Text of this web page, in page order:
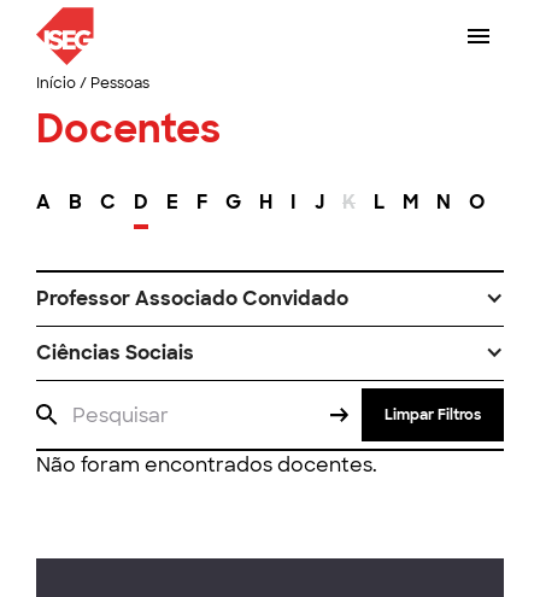
Início/ Pessoas
Docentes
A B C D E F G H I J K L M N O
Professor Associado Convidado
Ciências Sociais
Limpar Filtros
Não foram encontrados docentes.